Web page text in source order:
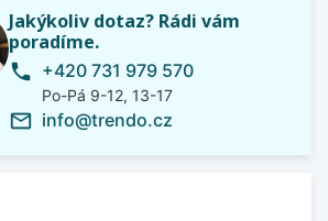
Jakýkoliv dotaz? Rádi vám
poradíme.
phone +420 731 979 570
Po-Pá 9-12, 13-17
mail_outline info@trendo.cz